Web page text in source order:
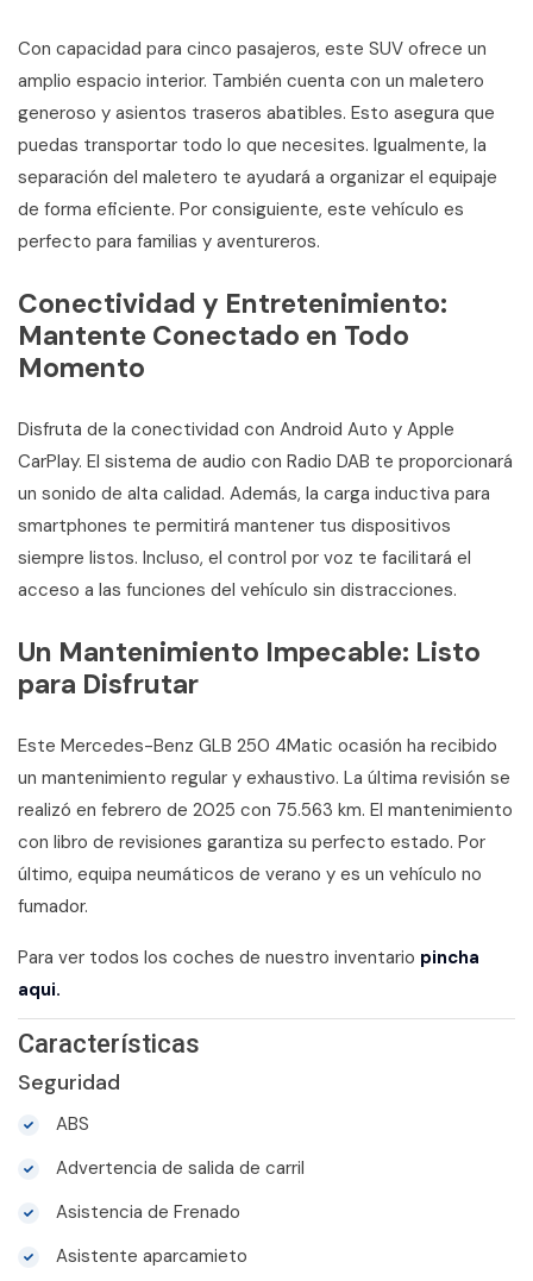
Con capacidad para cinco pasajeros, este SUV ofrece un
amplio espacio interior. También cuenta con un maletero
generoso y asientos traseros abatibles. Esto asegura que
puedas transportar todo lo que necesites. Igualmente, la
separación del maletero te ayudará a organizar el equipaje
de forma eficiente. Por consiguiente, este vehículo es
perfecto para familias y aventureros.
Conectividad y Entretenimiento:
Mantente Conectado en Todo
Momento
Disfruta de la conectividad con Android Auto y Apple
CarPlay. El sistema de audio con Radio DAB te proporcionará
un sonido de alta calidad. Además, la carga inductiva para
smartphones te permitirá mantener tus dispositivos
siempre listos. Incluso, el control por voz te facilitará el
acceso a las funciones del vehículo sin distracciones.
Un Mantenimiento Impecable: Listo
para Disfrutar
Este Mercedes-Benz GLB 250 4Matic ocasión ha recibido
un mantenimiento regular y exhaustivo. La última revisión se
realizó en febrero de 2025 con 75.563 km. El mantenimiento
con libro de revisiones garantiza su perfecto estado. Por
último, equipa neumáticos de verano y es un vehículo no
fumador.
Para ver todos los coches de nuestro inventario pincha
aqui.
Características
Seguridad
ABS
Advertencia de salida de carril
Asistencia de Frenado
Asistente aparcamieto